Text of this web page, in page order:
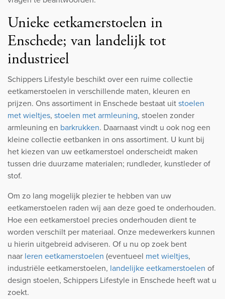
Unieke eetkamerstoelen in
Enschede; van landelijk tot
industrieel
Schippers Lifestyle beschikt over een ruime collectie
eetkamerstoelen in verschillende maten, kleuren en
prijzen. Ons assortiment in Enschede bestaat uitstoelen
met wieltjes, stoelen met armleuning, stoelen zonder
armleuning en barkrukken. Daarnaast vindt u ook nog een
kleine collectie eetbanken in ons assortiment. U kunt bij
het kiezen van uw eetkamerstoel onderscheidt maken
tussen drie duurzame materialen; rundleder, kunstleder of
stof.
Om zo lang mogelijk plezier te hebben van uw
eetkamerstoelen raden wij aan deze goed te onderhouden.
Hoe een eetkamerstoel precies onderhouden dient te
worden verschilt per materiaal. Onze medewerkers kunnen
u hierin uitgebreid adviseren. Of u nu op zoek bent
naar leren eetkamerstoelen (eventueel met wieltjes,
industriële eetkamerstoelen, landelijke eetkamerstoelen of
design stoelen, Schippers Lifestyle in Enschede heeft wat u
zoekt.